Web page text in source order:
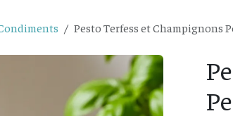
Pesto Terfess et Champignons